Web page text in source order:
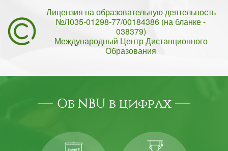
Лицензия на образовательную деятельность
№Л035-01298-77/00184386 (на бланке -
038379)
Международный Центр Дистанционного
Образования
Об NBU в цифрах